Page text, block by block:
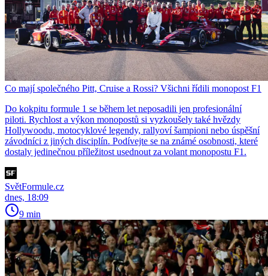
Co mají společného Pitt, Cruise a Rossi? Všichni řídili monopost F1
Do kokpitu formule 1 se během let neposadili jen profesionální
piloti. Rychlost a výkon monopostů si vyzkoušely také hvězdy
Hollywoodu, motocyklové legendy, rallyoví šampioni nebo úspěšní
závodníci z jiných disciplín. Podívejte se na známé osobnosti, které
dostaly jedinečnou příležitost usednout za volant monopostu F1.
SvětFormule.cz
dnes, 18:09
9 min